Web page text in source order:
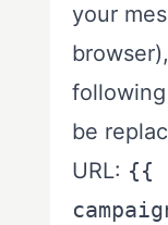
your
be
URL: {{